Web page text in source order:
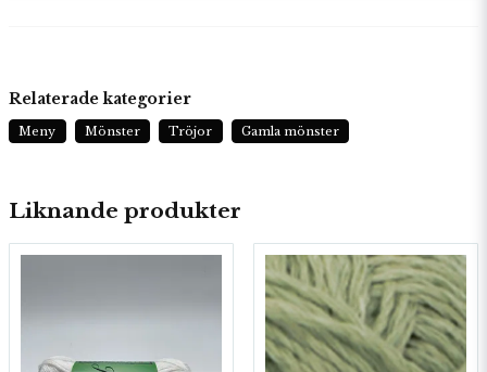
Liknande produkter
Relaterade kategorier
Meny Mönster Tröjor Gamla mönster